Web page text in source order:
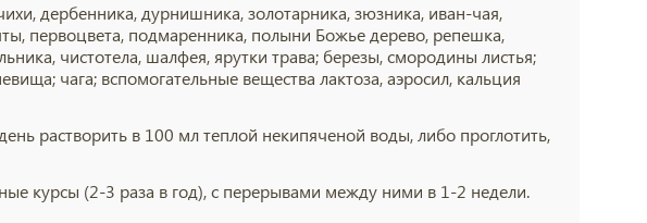
дербенника, дурнишника, золотарника, зюзника, иван-чая,
первоцвета, подмаренника, полыни Божье дерево, репешка,
чистотела, шалфея, ярутки трава; березы, смородины листья;
чага; вспомогательные вещества лактоза, аэросил, кальция
растворить в 100 мл теплой некипяченой воды, либо проглотить,
курсы (2-3 раза в год), с перерывами между ними в 1-2 недели.